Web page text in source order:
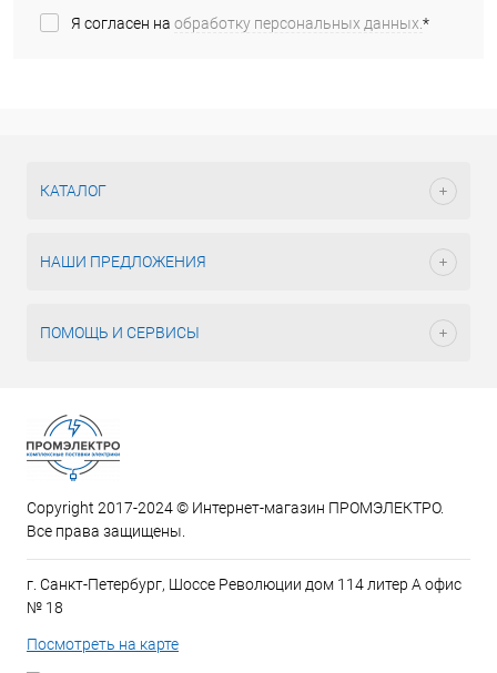
Я согласен на обработку персональных данных.*
КАТАЛОГ
НАШИ ПРЕДЛОЖЕНИЯ
ПОМОЩЬ И СЕРВИСЫ
Copyright 2017-2024 © Интернет-магазин ПРОМЭЛЕКТРО.
Все права защищены.
г. Санкт-Петербург, Шоссе Революции дом 114 литер А офис
№ 18
Посмотреть на карте